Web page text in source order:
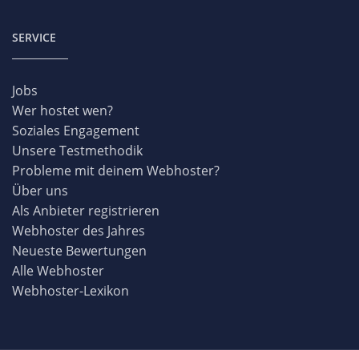
SERVICE
Jobs
Wer hostet wen?
Soziales Engagement
Unsere Testmethodik
Probleme mit deinem Webhoster?
Über uns
Als Anbieter registrieren
Webhoster des Jahres
Neueste Bewertungen
Alle Webhoster
Webhoster-Lexikon